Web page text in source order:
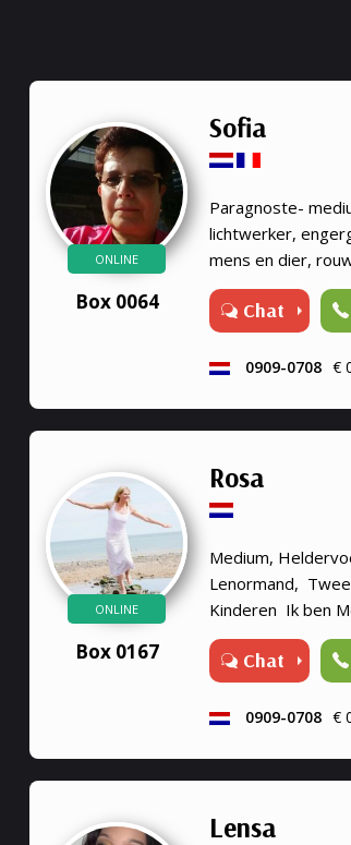
ONLINE
Box 0064
Sofia
Paragnoste-
lichtwerker,
mens en dier,
heldervoelend en
persoon of dier,
therapeute,
en dier, bij elk
Ik werk met
Chat
0909-0708 €
ONLINE
Box 0167
Rosa
Medium,
Lenormand,
Kinderen Ik ben
helderwetend en
verder te helpen
Chat
0909-0708 €
Lensa